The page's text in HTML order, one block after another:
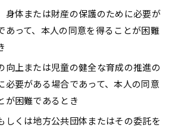
身体または財産の保護のために必要が
あって、本人の同意を得ることが困難
向上または児童の健全な育成の推進の
必要がある場合であって、本人の同意
が困難であるとき
しくは地方公共団体またはその委託を